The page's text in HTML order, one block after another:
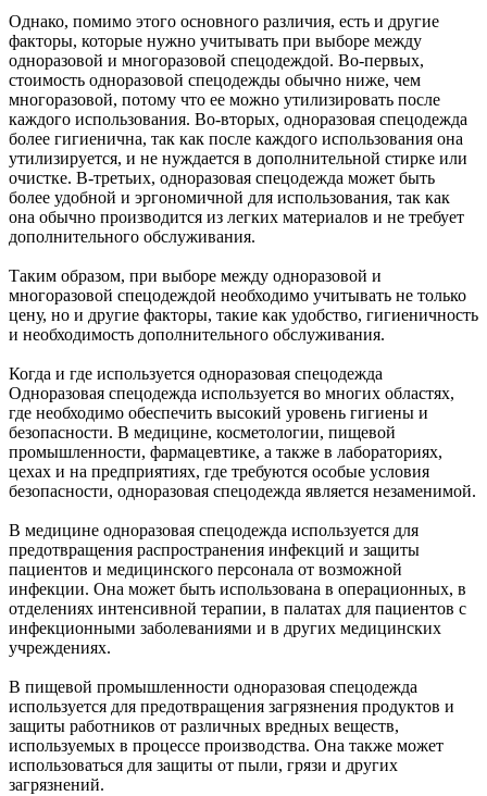
Однако, помимо этого основного различия, есть и другие
факторы, которые нужно учитывать при выборе между
одноразовой и многоразовой спецодеждой. Во-первых,
стоимость одноразовой спецодежды обычно ниже, чем
многоразовой, потому что ее можно утилизировать после
каждого использования. Во-вторых, одноразовая спецодежда
более гигиенична, так как после каждого использования она
утилизируется, и не нуждается в дополнительной стирке или
очистке. В-третьих, одноразовая спецодежда может быть
более удобной и эргономичной для использования, так как
она обычно производится из легких материалов и не требует
дополнительного обслуживания.
Таким образом, при выборе между одноразовой и
многоразовой спецодеждой необходимо учитывать не только
цену, но и другие факторы, такие как удобство, гигиеничность
и необходимость дополнительного обслуживания.
Когда и где используется одноразовая спецодежда
Одноразовая спецодежда используется во многих областях,
где необходимо обеспечить высокий уровень гигиены и
безопасности. В медицине, косметологии, пищевой
промышленности, фармацевтике, а также в лабораториях,
цехах и на предприятиях, где требуются особые условия
безопасности, одноразовая спецодежда является незаменимой.
В медицине одноразовая спецодежда используется для
предотвращения распространения инфекций и защиты
пациентов и медицинского персонала от возможной
инфекции. Она может быть использована в операционных, в
отделениях интенсивной терапии, в палатах для пациентов с
инфекционными заболеваниями и в других медицинских
учреждениях.
В пищевой промышленности одноразовая спецодежда
используется для предотвращения загрязнения продуктов и
защиты работников от различных вредных веществ,
используемых в процессе производства. Она также может
использоваться для защиты от пыли, грязи и других
загрязнений.